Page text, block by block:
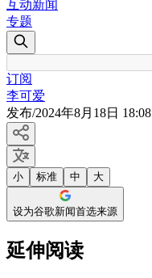
互动新闻
专题
订阅
李可爱
发布/2024年8月18日 18:08
小 标准 中 大
设为谷歌新闻首选来源
延伸阅读